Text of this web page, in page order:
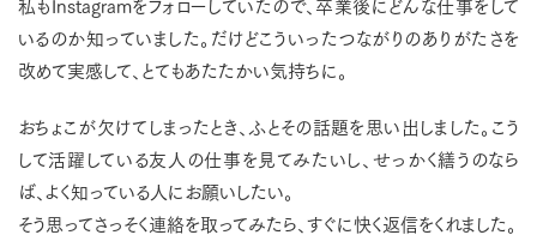
いるのか知っていました。だけどこういったつながりのありがたさを
改めて実感して、とてもあたたかい気持ちに。
おちょこが欠けてしまったとき、ふとその話題を思い出しました。こう
して活躍している友人の仕事を見てみたいし、せっかく繕うのなら
ば、よく知っている人にお願いしたい。
そう思ってさっそく連絡を取ってみたら、すぐに快く返信をくれました。